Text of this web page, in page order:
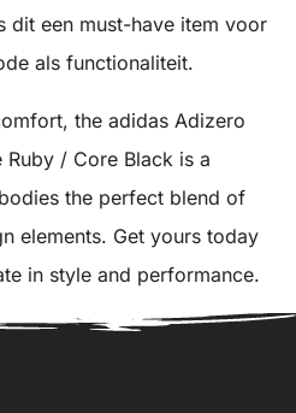
dit een must-have item voor
als functionaliteit.
the adidas Adizero
/ Core Black is a
the perfect blend of
elements. Get yours today
in style and performance.